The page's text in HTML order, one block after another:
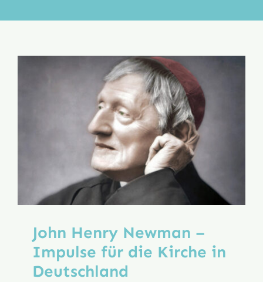
Aktion
John Henry Newman –
Impulse für die Kirche in
Deutschland